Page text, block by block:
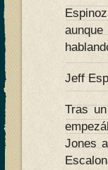
Jeff
Tras
Jones